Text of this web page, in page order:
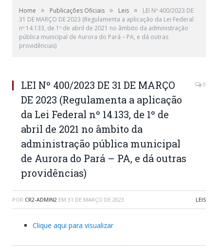
Home » Publicações Oficiais » Leis »
LEI Nº 400/2023 DE
31 DE MARÇO DE 2023 (Regulamenta a aplicação da Lei Federal
nº 14.133, de 1º de abril de 2021 no âmbito da administração
pública municipal de Aurora do Pará – PA, e dá outras
providências)
LEI Nº 400/2023 DE 31 DE MARÇO
DE 2023 (Regulamenta a aplicação
da Lei Federal nº 14.133, de 1º de
abril de 2021 no âmbito da
administração pública municipal
de Aurora do Pará – PA, e dá outras
providências)
0
POR CR2-ADMIN2 EM 31 DE MARÇO DE 2023 LEIS
Clique aqui para visualizar